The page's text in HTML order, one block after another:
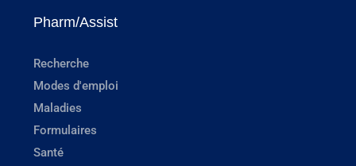
Pharm/Assist
Recherche
Modes d'emploi
Maladies
Formulaires
Santé